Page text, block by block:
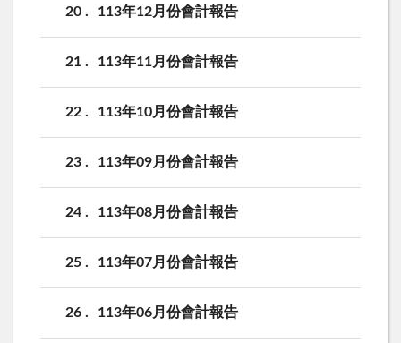
20 113年12月份會計報告
21 113年11月份會計報告
22 113年10月份會計報告
23 113年09月份會計報告
24 113年08月份會計報告
25 113年07月份會計報告
26 113年06月份會計報告